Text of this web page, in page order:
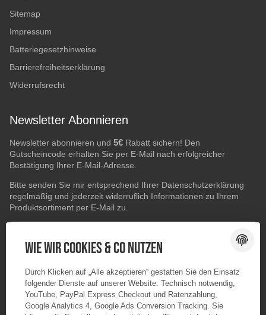
Sitemap
Impressum
Batteriegesetzhinweise
Barrierefreiheitserklärung
Widerrufsrecht
Newsletter Abonnieren
Newsletter abonnieren und 5€ Rabatt sichern! Den
Gutscheincode erhalten Sie per E-Mail nach erfolgreicher
Bestätigung Ihrer E-Mail-Adresse.
Bitte senden Sie mir entsprechend Ihrer Datenschutzerklärung
regelmäßig und jederzeit widerruflich Informationen zu Ihrem
Produktsortiment per E-Mail zu.
ABONNIEREN
Wie wir Cookies & Co nutzen
Durch Klicken auf „Alle akzeptieren“ gestatten Sie den Einsatz
folgender Dienste auf unserer Website: Technisch notwendig,
YouTube, PayPal Express Checkout und Ratenzahlung,
Google Analytics 4, Google Ads Conversion Tracking. Sie